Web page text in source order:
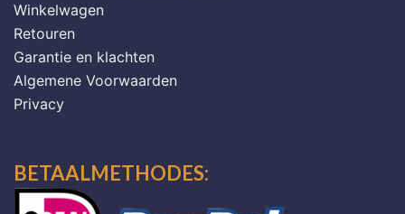
Winkelwagen
Retouren
Garantie en klachten
Algemene Voorwaarden
Privacy
BETAALMETHODES: